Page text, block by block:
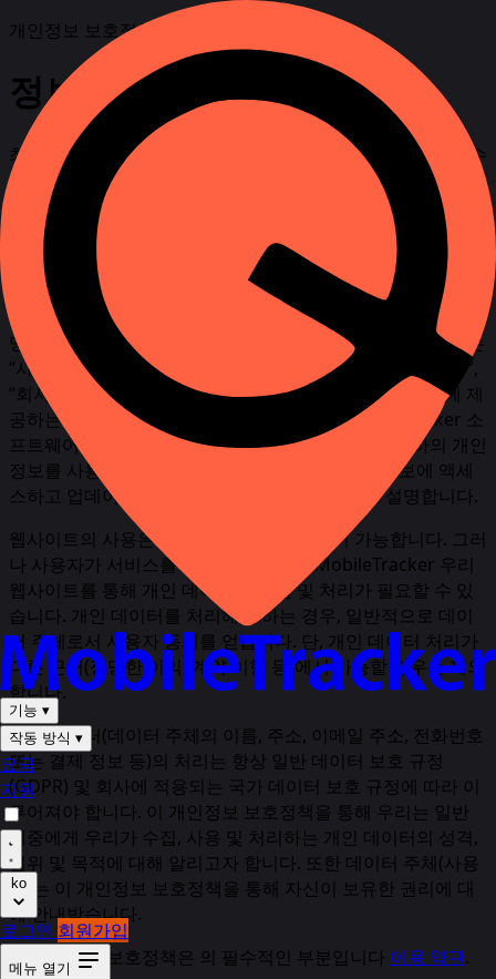
기능 ▾
작동 방식 ▾
요금
지원
ko
로그인 회원가입
메뉴 열기
개인정보 보호정책
정보의 암호화 및 저장
최대 익명성은 사용자가 제공된 모든 권장 사항을 완전히 준수
하는 경우에만 가능합니다.
관리자는 고객의 개인 정보를 보호하기 위해 최선을 다하고 있
습니다. 이를 위해 기밀 정보를 보호하기 위해 혁신적인 보안
기술과 절차가 사용됩니다.
이 개인정보 보호정책은 웹사이트의 개인정보 보호정책을 설
명합니다. MobileTracker (이하 “사이트”는 단수일 경우, 또는
“사이트들”). (이하 “우리”, “우리”, “우리의” “MobileTracker”,
“회사”) 및 회사가 운영하는 웹사이트로서 귀하가 사이트에 제
공하는 개인 데이터를 수집 및 사용합니다. MobileTracker 소
프트웨어 및 서비스(이하 “MobileTracker”). 또한 귀하의 개인
정보를 사용하는 데 사용할 수 있는 옵션과 해당 정보에 액세
스하고 업데이트하며 삭제하는 방법에 대해서도 설명합니다.
웹사이트의 사용은 개인 데이터의 표시 없이 가능합니다. 그러
나 사용자가 서비스를 사용하려는 경우 MobileTracker 우리
웹사이트를 통해 개인 데이터의 수집 및 처리가 필요할 수 있
습니다. 개인 데이터를 처리해야 하는 경우, 일반적으로 데이
터 주체로서 사용자 동의를 얻습니다. 단, 개인 데이터 처리가
다른 근거(정당한 이익, 계약 이행 등)에서 가능할 경우는 제외
합니다.
개인 데이터(데이터 주체의 이름, 주소, 이메일 주소, 전화번호
또는 결제 정보 등)의 처리는 항상 일반 데이터 보호 규정
(GDPR) 및 회사에 적용되는 국가 데이터 보호 규정에 따라 이
루어져야 합니다. 이 개인정보 보호정책을 통해 우리는 일반
대중에게 우리가 수집, 사용 및 처리하는 개인 데이터의 성격,
범위 및 목적에 대해 알리고자 합니다. 또한 데이터 주체(사용
자)는 이 개인정보 보호정책을 통해 자신이 보유한 권리에 대
해 안내받습니다.
이 개인정보 보호정책은 의 필수적인 부분입니다 이용 약관.